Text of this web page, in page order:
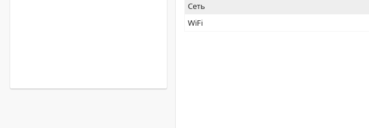
Сеть
WiFi